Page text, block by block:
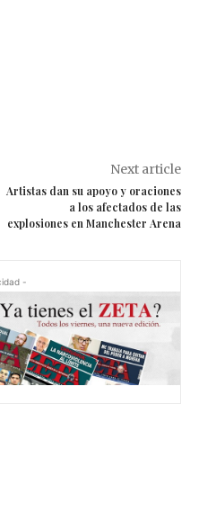
Next article
Artistas dan su apoyo y oraciones
a los afectados de las
explosiones en Manchester Arena
-